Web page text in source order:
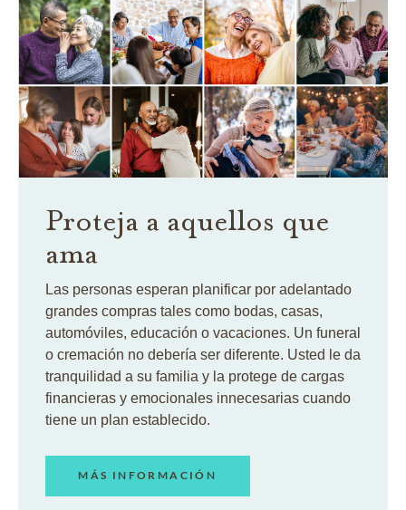
Proteja a aquellos que
ama
Las personas esperan planificar por adelantado
grandes compras tales como bodas, casas,
automóviles, educación o vacaciones. Un funeral
o cremación no debería ser diferente. Usted le da
tranquilidad a su familia y la protege de cargas
financieras y emocionales innecesarias cuando
tiene un plan establecido.
MÁS INFORMACIÓN